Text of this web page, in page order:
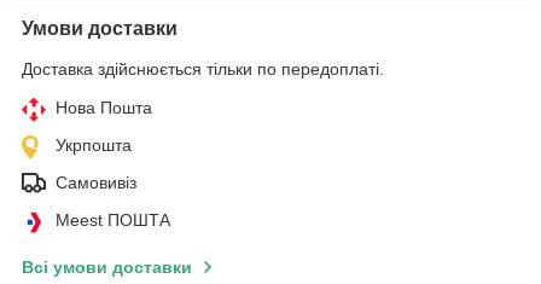
Умови доставки
Доставка здійснюється тільки по передоплаті.
Нова Пошта
Укрпошта
Самовивіз
Meest ПОШТА
Всі умови доставки